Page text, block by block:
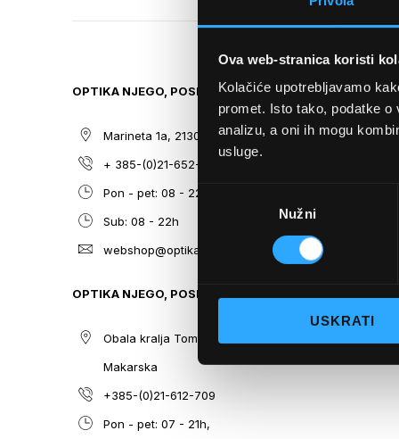
Ova web-stranica koristi
Kolačiće upotrebljavamo
promet. Isto tako, podatke
analizu, a oni ih mogu
usluge.
Odabir
Nužni
USKRATI
THE
THE
GALLERY
OPTIKA NJEGO, POSLOVNICA 1
Marineta 1a, 21300 Makarska
+ 385-(0)21-652-102
Pon - pet: 08 - 22h,
Sub: 08 - 22h
webshop@optikanjego.hr
OPTIKA NJEGO, POSLOVNICA 2
Obala kralja Tomislava 14, 21300
Makarska
+385-(0)21-612-709
Pon - pet: 07 - 21h,
SITEMAP
O nama
Optika